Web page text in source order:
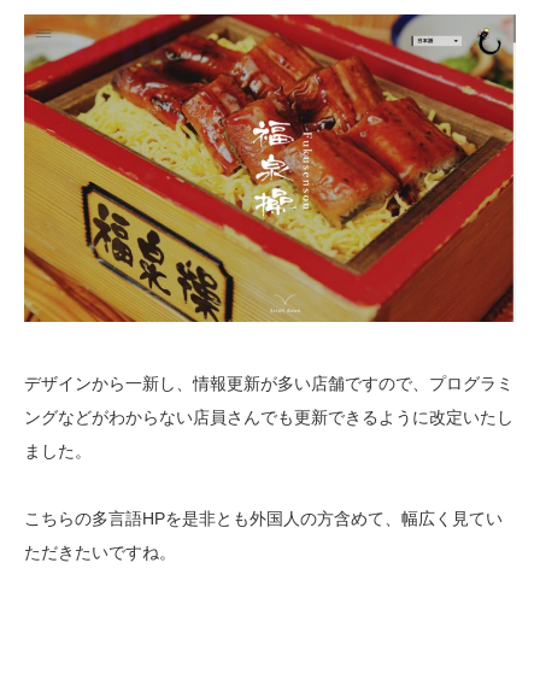
デザインから一新し、情報更新が多い店舗ですので、プログラミ
ングなどがわからない店員さんでも更新できるように改定いたし
ました。
こちらの多言語HPを是非とも外国人の方含めて、幅広く見てい
ただきたいですね。